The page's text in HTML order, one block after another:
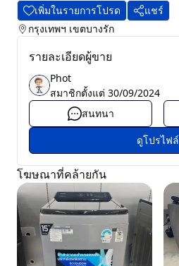
เพิ่มในรายการโปรด
แชร์
กรุงเทพฯ เขตบางรัก
รายละเอียดผู้ขาย
Phot
สมาชิกตั้งแต่ 30/09/2024
สนทนา
ดูโปรไฟล์
โฆษณาที่คล้ายกัน